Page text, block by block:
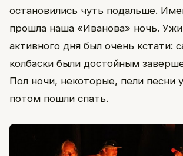
остановились чуть подальше.
прошла наша «Иванова» ночь.
активного дня был очень кстати:
колбаски были достойным
Пол ночи, некоторые, пели песни
потом пошли спать.